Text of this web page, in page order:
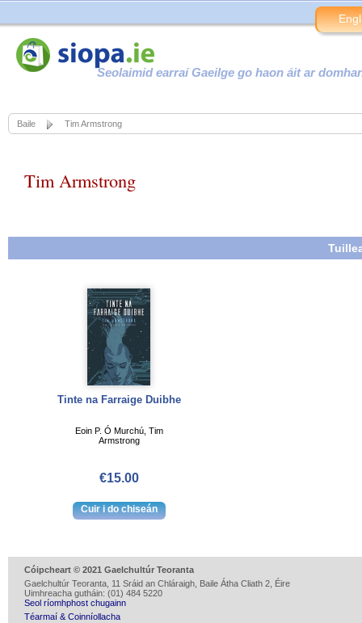
Seolaimid earraí Gaeilge go haon áit ar
Baile Tim Armstrong
Tim Armstrong
Tinte na Farraige Duibhe
Eoin P. Ó Murchú, Tim
Armstrong
€15.00
Cóipcheart © 2021 Gaelchultúr Teoranta
Gaelchultúr Teoranta, 11 Sráid an Chláraigh, Baile Átha Cliath 2, Éire
Uimhreacha gutháin: (01) 484 5220
Seol ríomhphost chugainn
Téarmaí & Coinníollacha